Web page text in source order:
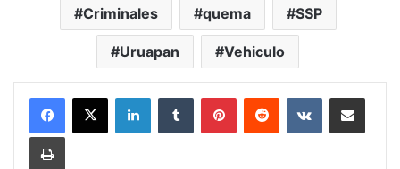
Criminales quema SSP
Uruapan Vehiculo
LinkedInTumblr PinterestReddit VKontakteCompartir por
Imprimir